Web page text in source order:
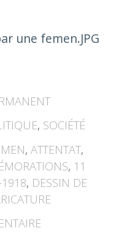
, SOCIÉTÉ
, ATTENTAT,
, 11
, DESSIN DE